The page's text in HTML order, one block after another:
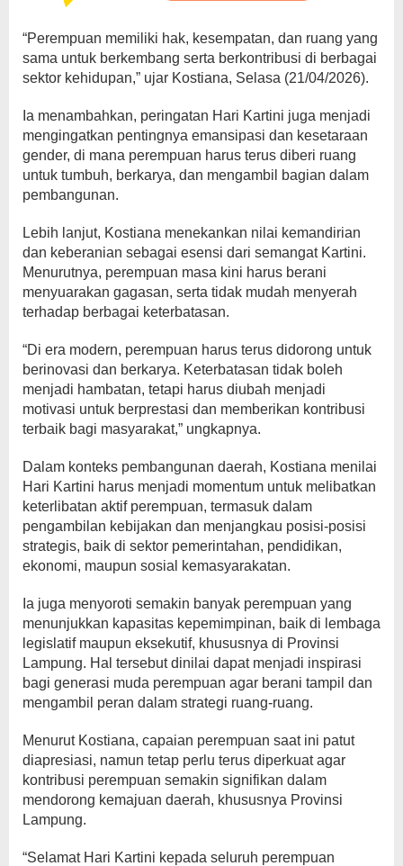
“Perempuan memiliki hak, kesempatan, dan ruang yang
sama untuk berkembang serta berkontribusi di berbagai
sektor kehidupan,” ujar Kostiana, Selasa (21/04/2026).
Ia menambahkan, peringatan Hari Kartini juga menjadi
mengingatkan pentingnya emansipasi dan kesetaraan
gender, di mana perempuan harus terus diberi ruang
untuk tumbuh, berkarya, dan mengambil bagian dalam
pembangunan.
Lebih lanjut, Kostiana menekankan nilai kemandirian
dan keberanian sebagai esensi dari semangat Kartini.
Menurutnya, perempuan masa kini harus berani
menyuarakan gagasan, serta tidak mudah menyerah
terhadap berbagai keterbatasan.
“Di era modern, perempuan harus terus didorong untuk
berinovasi dan berkarya. Keterbatasan tidak boleh
menjadi hambatan, tetapi harus diubah menjadi
motivasi untuk berprestasi dan memberikan kontribusi
terbaik bagi masyarakat,” ungkapnya.
Dalam konteks pembangunan daerah, Kostiana menilai
Hari Kartini harus menjadi momentum untuk melibatkan
keterlibatan aktif perempuan, termasuk dalam
pengambilan kebijakan dan menjangkau posisi-posisi
strategis, baik di sektor pemerintahan, pendidikan,
ekonomi, maupun sosial kemasyarakatan.
Ia juga menyoroti semakin banyak perempuan yang
menunjukkan kapasitas kepemimpinan, baik di lembaga
legislatif maupun eksekutif, khususnya di Provinsi
Lampung. Hal tersebut dinilai dapat menjadi inspirasi
bagi generasi muda perempuan agar berani tampil dan
mengambil peran dalam strategi ruang-ruang.
Menurut Kostiana, capaian perempuan saat ini patut
diapresiasi, namun tetap perlu terus diperkuat agar
kontribusi perempuan semakin signifikan dalam
mendorong kemajuan daerah, khususnya Provinsi
Lampung.
“Selamat Hari Kartini kepada seluruh perempuan